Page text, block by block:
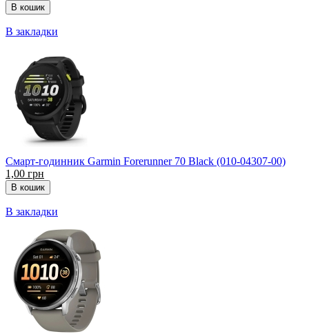
В закладки
Смарт-годинник Garmin Forerunner 70 Black (010-04307-00)
1,00 грн
В закладки